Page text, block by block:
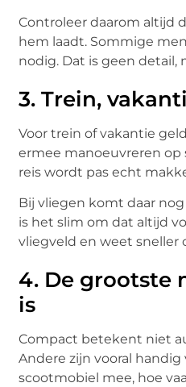
Controleer daarom altijd
hem laadt. Sommige
nodig. Dat is geen detail,
3. Trein,
Voor trein of vakantie
ermee manoeuvreren op
reis wordt pas echt
Bij vliegen komt daar
is het slim om dat altijd
vliegveld en weet sneller
4. De grootste
is
Compact betekent niet
Andere zijn vooral
scootmobiel mee, hoe